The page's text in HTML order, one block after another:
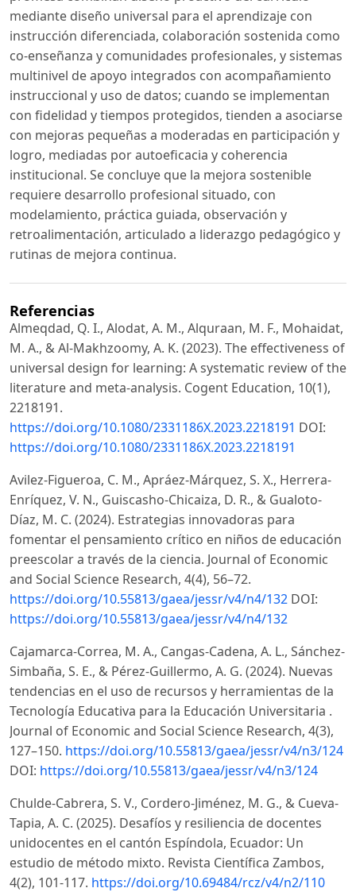
mediante diseño universal para el aprendizaje con
instrucción diferenciada, colaboración sostenida como
co-enseñanza y comunidades profesionales, y sistemas
multinivel de apoyo integrados con acompañamiento
instruccional y uso de datos; cuando se implementan
con fidelidad y tiempos protegidos, tienden a asociarse
con mejoras pequeñas a moderadas en participación y
logro, mediadas por autoeficacia y coherencia
institucional. Se concluye que la mejora sostenible
requiere desarrollo profesional situado, con
modelamiento, práctica guiada, observación y
retroalimentación, articulado a liderazgo pedagógico y
rutinas de mejora continua.
Referencias
Almeqdad, Q. I., Alodat, A. M., Alquraan, M. F., Mohaidat,
M. A., & Al-Makhzoomy, A. K. (2023). The effectiveness of
universal design for learning: A systematic review of the
literature and meta-analysis. Cogent Education, 10(1),
2218191.
https://doi.org/10.1080/2331186X.2023.2218191 DOI:
https://doi.org/10.1080/2331186X.2023.2218191
Avilez-Figueroa, C. M., Apráez-Márquez, S. X., Herrera-
Enríquez, V. N., Guiscasho-Chicaiza, D. R., & Gualoto-
Díaz, M. C. (2024). Estrategias innovadoras para
fomentar el pensamiento crítico en niños de educación
preescolar a través de la ciencia. Journal of Economic
and Social Science Research, 4(4), 56–72.
https://doi.org/10.55813/gaea/jessr/v4/n4/132 DOI:
https://doi.org/10.55813/gaea/jessr/v4/n4/132
Cajamarca-Correa, M. A., Cangas-Cadena, A. L., Sánchez-
Simbaña, S. E., & Pérez-Guillermo, A. G. (2024). Nuevas
tendencias en el uso de recursos y herramientas de la
Tecnología Educativa para la Educación Universitaria .
Journal of Economic and Social Science Research, 4(3),
127–150. https://doi.org/10.55813/gaea/jessr/v4/n3/124
DOI: https://doi.org/10.55813/gaea/jessr/v4/n3/124
Chulde-Cabrera, S. V., Cordero-Jiménez, M. G., & Cueva-
Tapia, A. C. (2025). Desafíos y resiliencia de docentes
unidocentes en el cantón Espíndola, Ecuador: Un
estudio de método mixto. Revista Científica Zambos,
4(2), 101-117. https://doi.org/10.69484/rcz/v4/n2/110